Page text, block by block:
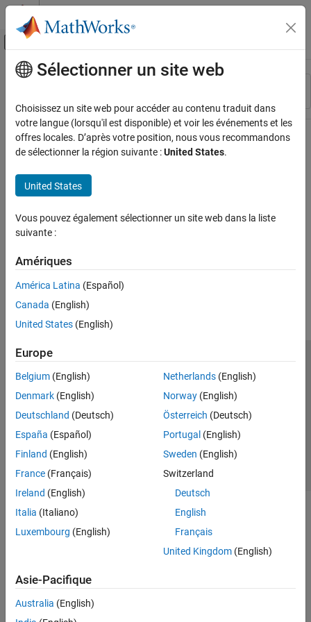
Passer au contenu
Activer/désactiver l'affichage du menu
Ressource
Contenu principal
Sélectionner un site web
Choisissez un site web pour accéder au contenu traduit dans
votre langue (lorsqu'il est disponible) et voir les événements et les
offres locales. D’après votre position, nous vous recommandons
de sélectionner la région suivante :United States.
United States
Vous pouvez également sélectionner un site web dans la liste
suivante :
Amériques
América Latina (Español)
Canada (English)
United States (English)
Europe
Belgium (English)
Denmark (English)
Deutschland (Deutsch)
España (Español)
Finland (English)
France (Français)
Ireland (English)
Italia (Italiano)
Luxembourg (English)
Netherlands(English)
Norway(English)
Österreich (Deutsch)
Portugal (English)
Sweden (English)
Switzerland
Deutsch
English
Français
United Kingdom(English)
Asie-Pacifique
Australia (English)
Lutte anti-piratage
Contacts locaux
© 1994-2026 The MathWorks, Inc.